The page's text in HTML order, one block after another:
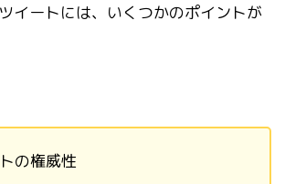
イートには、いくつかのポイントが
の権威性